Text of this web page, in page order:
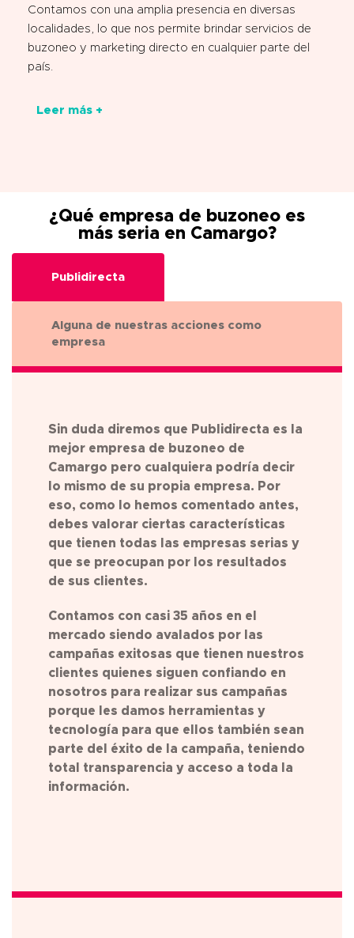
Contamos con una amplia presencia en diversas
localidades, lo que nos permite brindar servicios de
buzoneo y marketing directo en cualquier parte del
país.
Leer más +
¿Qué empresa de buzoneo es
más seria en Camargo?
Publidirecta
Alguna de nuestras acciones como
empresa
Sin duda diremos que Publidirecta es la
mejor empresa de buzoneo de
Camargo pero cualquiera podría decir
lo mismo de su propia empresa. Por
eso, como lo hemos comentado antes,
debes valorar ciertas características
que tienen todas las empresas serias y
que se preocupan por los resultados
de sus clientes.
Contamos con casi 35 años en el
mercado siendo avalados por las
campañas exitosas que tienen nuestros
clientes quienes siguen confiando en
nosotros para realizar sus campañas
porque les damos herramientas y
tecnología para que ellos también sean
parte del éxito de la campaña, teniendo
total transparencia y acceso a toda la
información.